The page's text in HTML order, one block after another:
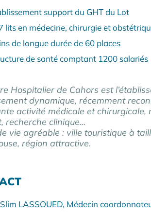
support du GHT du Lot
lits en médecine, chirurgie et
de longue durée de 60 places
de santé comptant 1200 salariés
Hospitalier de Cahors est
dynamique, récemment
activité médicale et chirurgicale,
recherche clinique…
vie agréable : ville touristique à
région attractive.
LASSOUED, Médecin